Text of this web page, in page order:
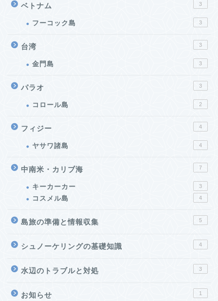
ベトナム 3
フーコック島 3
台湾 3
金門島 3
パラオ 3
コロール島 2
フィジー 4
ヤサワ諸島 4
中南米・カリブ海 7
キーカーカー 3
コスメル島 4
島旅の準備と情報収集 5
シュノーケリングの基礎知識 4
水辺のトラブルと対処 3
お知らせ 1